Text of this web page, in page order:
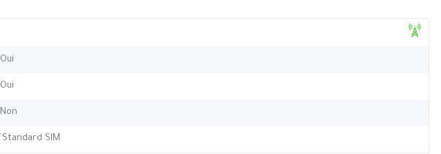
Oui
Oui
Non
`Standard SIM